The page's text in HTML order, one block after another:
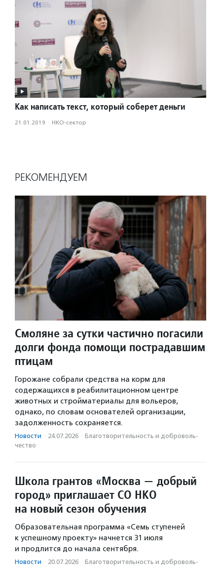
Как написать текст, который соберет деньги
21.01.2019 · НКО-сектор
РЕКОМЕНДУЕМ
Смоляне за сутки частично погасили
долги фонда помощи пострадавшим
птицам
Горожане собрали средства на корм для
содержащихся в реабилитационном центре
животных и стройматериалы для вольеров,
однако, по словам основателей организации,
задолженность сохраняется.
Новости · 24.07.2026 · Благотвори­тель­ность и доброволь­
чест­во
Школа грантов «Москва — добрый
город» приглашает СО НКО
на новый сезон обучения
Образовательная программа «Семь ступеней
к успешному проекту» начнется 31 июля
и продлится до начала сентября.
Новости · 20.07.2026 · Благотвори­тель­ность и доброволь­